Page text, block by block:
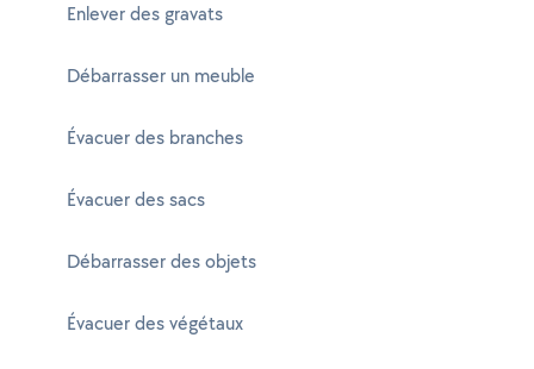
Enlever des gravats
Débarrasser un meuble
Évacuer des branches
Évacuer des sacs
Débarrasser des objets
Évacuer des végétaux